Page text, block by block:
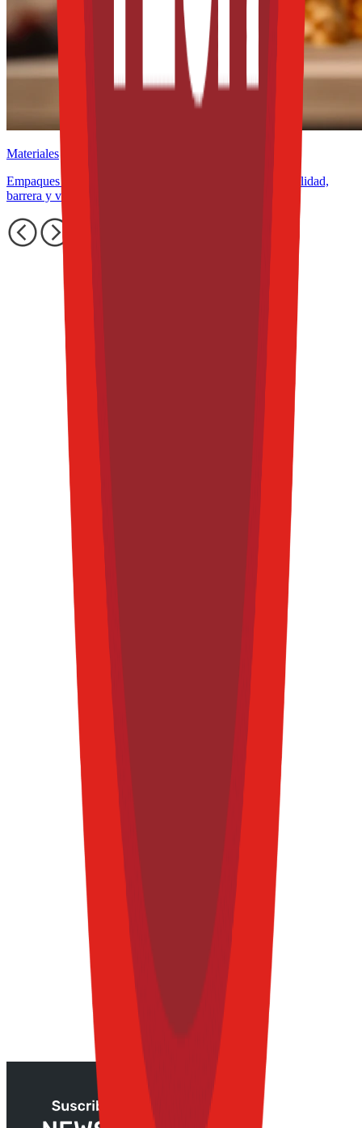
Materiales
Empaques flexibles para snacks: cómo equilibrar reciclabilidad,
barrera y vida útil